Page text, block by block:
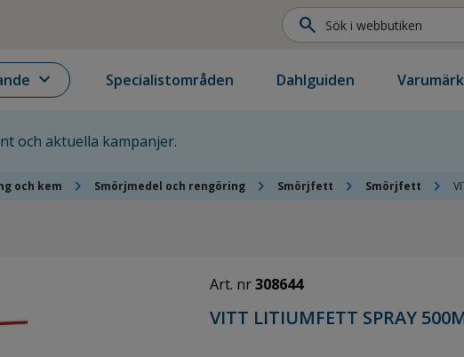
search
expand_more Specialistområden Dahlguiden
och aktuella kampanjer.
och kem chevron_right Smörjmedel och rengöring chevron_right Smörjfett chevron_right Smörjfett chevron_right
Art. nr308644
VITT LITIUMFETT SPRAY